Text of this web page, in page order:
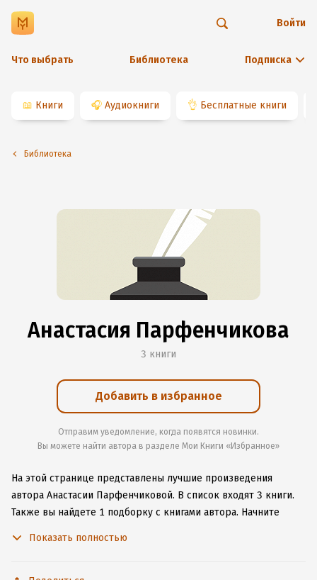
Что выбрать Библиотека Подписка
Войти
📖 Книги 🎧 Аудиокниги 👌 Бесплатные книги
Библиотека
Анастасия Парфенчикова
3 книги
Добавить в избранное
Отправим уведомление, когда появятся новинки.
Вы можете найти автора в разделе Мои Книги «Избранное»
На этой странице представлены лучшие произведения
автора Анастасии Парфенчиковой. В список входят 3 книги.
Также вы найдете 1 подборку с книгами автора. Начните
Показать полностью